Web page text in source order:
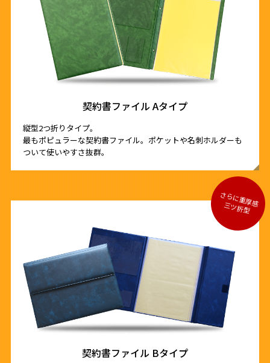
契約書ファイル Aタイプ
縦型2つ折りタイプ。
最もポピュラーな契約書ファイル。ポケットや名刺ホルダーも
ついて使いやすさ抜群。
契約書ファイル Bタイプ